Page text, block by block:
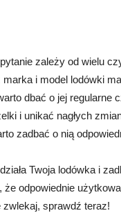
zależy od wielu
i model lodówki
dbać o jej regularne
i unikać nagłych
zadbać o nią
Twoja lodówka i
odpowiednie
sprawdź teraz!